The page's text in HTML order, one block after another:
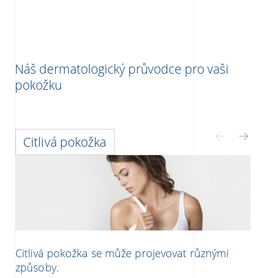
Náš dermatologický průvodce pro vaši
pokožku
Citlivá pokožka
Citlivá pokožka se může projevovat různými
způsoby.